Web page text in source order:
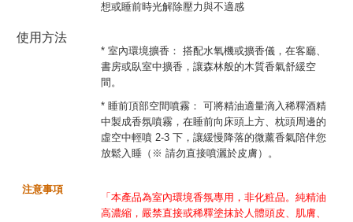
想或睡前時光解除壓力與不適感
使用方法
* 室內環境擴香： 搭配水氧機或擴香儀，在客廳、
書房或臥室中擴香，讓森林般的木質香氣舒緩空
間。
* 睡前頂部空間噴霧： 可將精油適量滴入稀釋酒精
中製成香氛噴霧，在睡前向床頭上方、枕頭周邊的
虛空中輕噴 2-3 下，讓緩慢降落的微薰香氣陪伴您
放鬆入睡（※ 請勿直接噴灑於皮膚）。
注意事項
「本產品為室內環境香氛專用，非化粧品。純精油
高濃縮，嚴禁直接或稀釋塗抹於人體頭皮、肌膚、